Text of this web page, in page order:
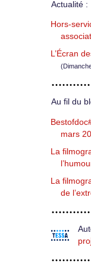
Actualité :
Hors-
L’Écran
Au fil du
mars
La
La
de